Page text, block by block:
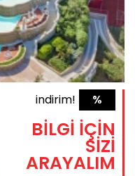
%
indirim!
BİLGİ İÇİN
SİZİ
ARAYALIM